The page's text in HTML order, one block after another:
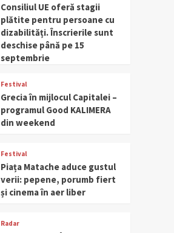
Consiliul UE oferă stagii
plătite pentru persoane cu
dizabilități. Înscrierile sunt
deschise până pe 15
septembrie
Festival
Grecia în mijlocul Capitalei –
programul Good KALIMERA
din weekend
Festival
Piața Matache aduce gustul
verii: pepene, porumb fiert
și cinema în aer liber
Radar